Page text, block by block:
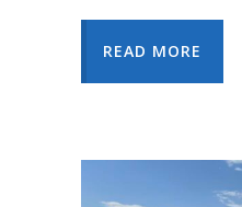
READ MORE